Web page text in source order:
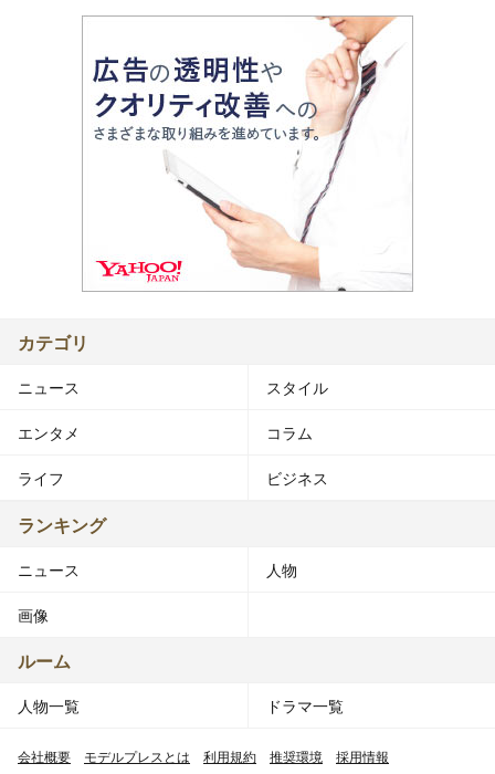
カテゴリ
ニュース スタイル
エンタメ コラム
ライフ ビジネス
ランキング
ニュース 人物
画像
ルーム
人物一覧 ドラマ一覧
会社概要 モデルプレスとは 利用規約 推奨環境 採用情報